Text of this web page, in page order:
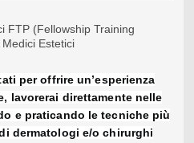
FTP (Fellowship Training
Estetici
per offrire un’esperienza
lavorerai direttamente nelle
e praticando le tecniche più
dermatologi e/o chirurghi